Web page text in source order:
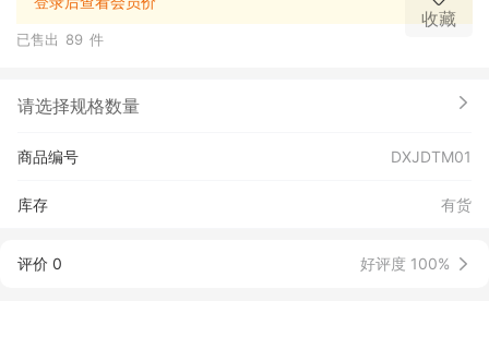
收藏
已售出 89 件
请选择规格数量
商品编号 DXJDTM01
库存 有货
评价 0 好评度 100%